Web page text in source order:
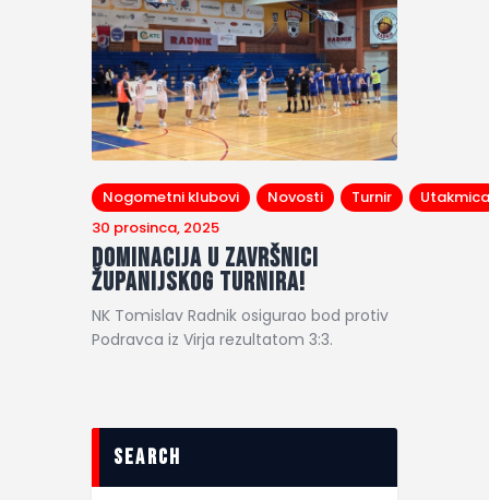
Nogometni klubovi Novosti Turnir
Utakmica
30 prosinca, 2025
Dominacija u Završnici
Županijskog Turnira!
NK Tomislav Radnik osigurao bod protiv
Podravca iz Virja rezultatom 3:3.
search